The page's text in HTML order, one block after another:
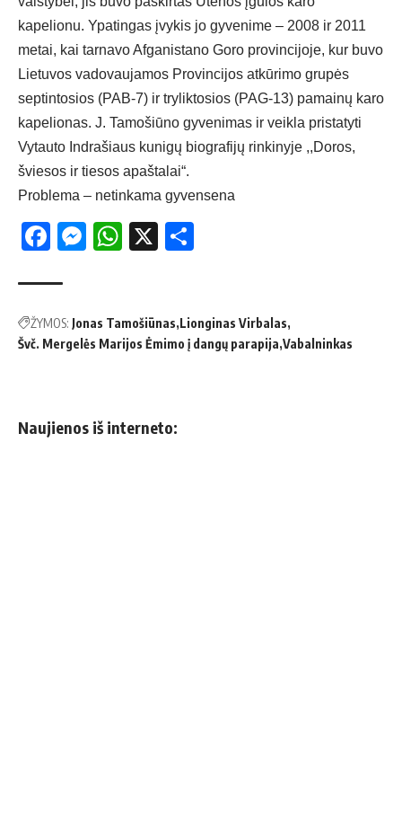
kapelionu. Ypatingas įvykis jo gyvenime – 2008 ir 2011
metai, kai tarnavo Afganistano Goro provincijoje, kur buvo
Lietuvos vadovaujamos Provincijos atkūrimo grupės
septintosios (PAB-7) ir tryliktosios (PAG-13) pamainų karo
kapelionas. J. Tamošiūno gyvenimas ir veikla pristatyti
Vytauto Indrašiaus kunigų biografijų rinkinyje ,,Doros,
šviesos ir tiesos apaštalai“.
Problema – netinkama gyvensena
Facebook
Messenger
WhatsApp
X
ŽYMOS: Jonas Tamošiūnas Lionginas Virbalas
Švč. Mergelės Marijos Ėmimo į dangų parapija Vabalninkas
Naujienos iš interneto: